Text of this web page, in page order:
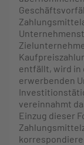
entfällt, wird in
erwerbenden
vereinnahmt
Einzug dieser